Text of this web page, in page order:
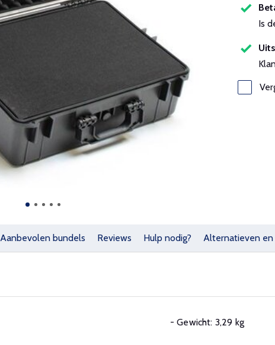
Is
Aanbevolen bundels Reviews Hulp nodig? Alternatieven en
- Gewicht: 3,29 kg